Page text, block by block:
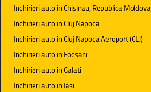
Inchirieri auto in Chisinau, Republica Moldova
Inchirieri auto in Cluj Napoca
Inchirieri auto in Cluj Napoca Aeroport (CLJ)
Inchirieri auto in Focsani
Inchirieri auto in Galati
Inchirieri auto in Iasi